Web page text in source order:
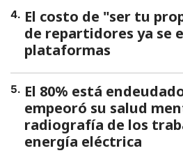
4. El costo de "ser tu
de repartidores ya se
plataformas
5. El 80% está
empeoró su salud
radiografía de los
energía eléctrica